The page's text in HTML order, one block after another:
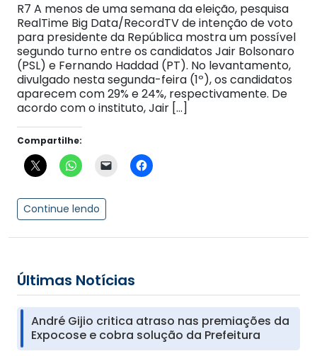
R7 A menos de uma semana da eleição, pesquisa
RealTime Big Data/RecordTV de intenção de voto
para presidente da República mostra um possível
segundo turno entre os candidatos Jair Bolsonaro
(PSL) e Fernando Haddad (PT). No levantamento,
divulgado nesta segunda-feira (1º), os candidatos
aparecem com 29% e 24%, respectivamente. De
acordo com o instituto, Jair […]
Compartilhe:
Continue lendo
Últimas Notícias
André Gijio critica atraso nas premiações da
Expocose e cobra solução da Prefeitura